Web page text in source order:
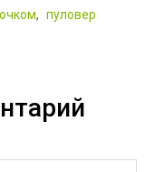
, пуловер